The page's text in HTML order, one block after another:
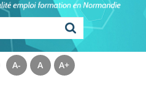
A- A A+